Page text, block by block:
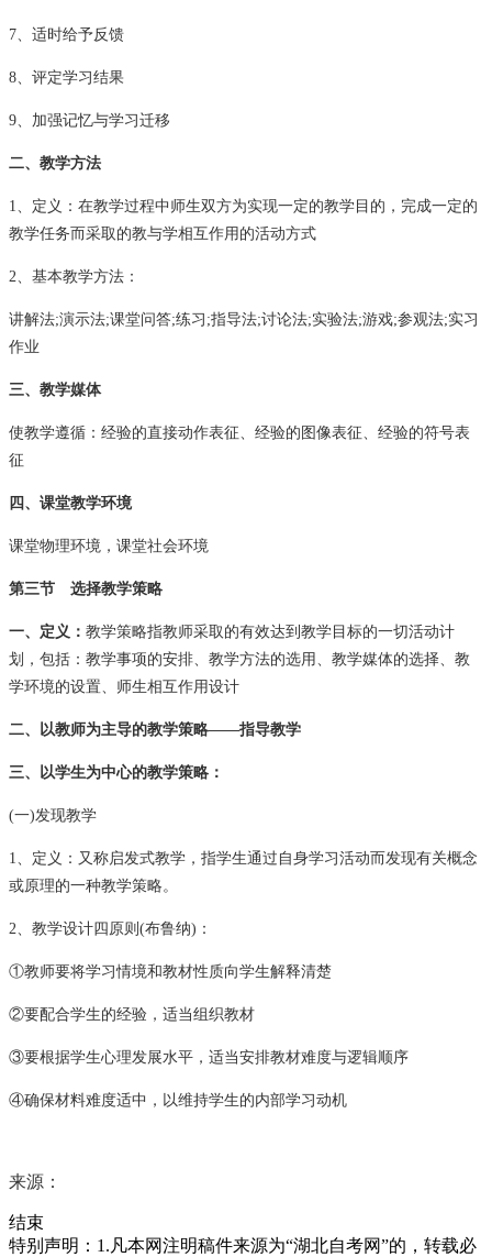
7、适时给予反馈
8、评定学习结果
9、加强记忆与学习迁移
二、教学方法
1、定义：在教学过程中师生双方为实现一定的教学目的，完成一定的
教学任务而采取的教与学相互作用的活动方式
2、基本教学方法：
讲解法;演示法;课堂问答;练习;指导法;讨论法;实验法;游戏;参观法;实习
作业
三、教学媒体
使教学遵循：经验的直接动作表征、经验的图像表征、经验的符号表
征
四、课堂教学环境
课堂物理环境，课堂社会环境
第三节 选择教学策略
一、定义： 教学策略指教师采取的有效达到教学目标的一切活动计
划，包括：教学事项的安排、教学方法的选用、教学媒体的选择、教
学环境的设置、师生相互作用设计
二、以教师为主导的教学策略——指导教学
三、以学生为中心的教学策略：
(一)发现教学
1、定义：又称启发式教学，指学生通过自身学习活动而发现有关概念
或原理的一种教学策略。
2、教学设计四原则(布鲁纳)：
①教师要将学习情境和教材性质向学生解释清楚
②要配合学生的经验，适当组织教材
③要根据学生心理发展水平，适当安排教材难度与逻辑顺序
④确保材料难度适中，以维持学生的内部学习动机
来源：
结束
特别声明：1.凡本网注明稿件来源为“湖北自考网”的，转载必